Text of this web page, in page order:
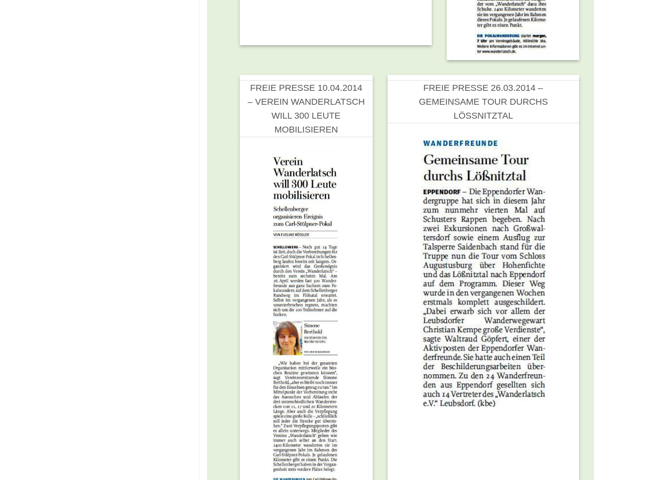
FREIE PRESSE 10.04.2014
– VEREIN WANDERLATSCH
WILL 300 LEUTE
MOBILISIEREN
FREIE PRESSE 26.03.2014 –
GEMEINSAME TOUR DURCHS
LÖSSNITZTAL